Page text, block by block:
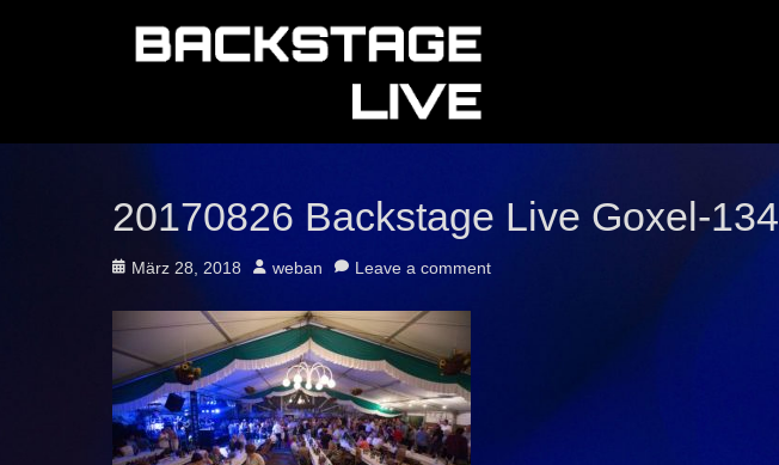
20170826 Backstage Live Goxel-134
Posted
März 28, 2018 Author
weban Leave a comment